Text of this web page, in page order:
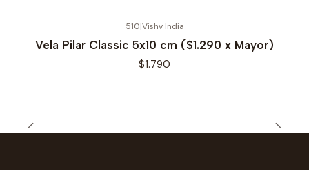
510|Vishv India
Vela Pilar Classic 5x10 cm ($1.290 x Mayor)
$1.790